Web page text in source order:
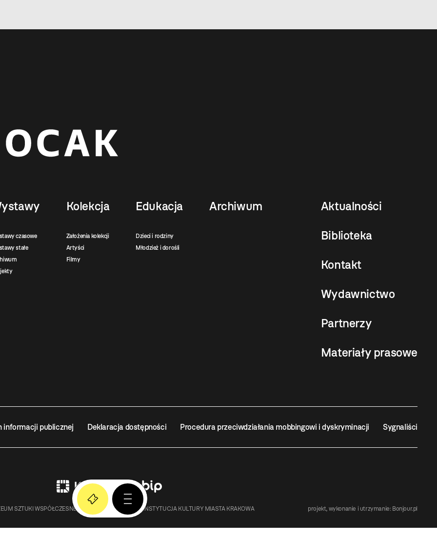
czasowe
stałe
Kolekcja
Założenia kolekcji
Artyści
Filmy
Edukacja
Dzieci i rodziny
Młodzież i dorośli
Archiwum Aktualności
Biblioteka
Kontakt
Wydawnictwo
Partnerzy
Materiały prasowe
informacji publicznej Deklaracja dostępności Procedura przeciwdziałania mobbingowi i dyskryminacji Sygnaliści
SZTUKI WSPÓŁCZESNEJ W KRAKOWIE MOCAK – INSTYTUCJA KULTURY MIASTA KRAKOWA projekt, wykonanie i utrzymanie: Bonjour.pl